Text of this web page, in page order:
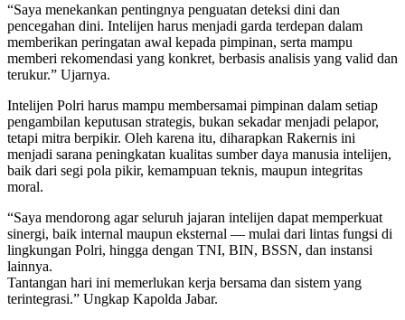
“Saya menekankan pentingnya penguatan deteksi dini dan
pencegahan dini. Intelijen harus menjadi garda terdepan dalam
memberikan peringatan awal kepada pimpinan, serta mampu
memberi rekomendasi yang konkret, berbasis analisis yang valid dan
terukur.” Ujarnya.
Intelijen Polri harus mampu membersamai pimpinan dalam setiap
pengambilan keputusan strategis, bukan sekadar menjadi pelapor,
tetapi mitra berpikir. Oleh karena itu, diharapkan Rakernis ini
menjadi sarana peningkatan kualitas sumber daya manusia intelijen,
baik dari segi pola pikir, kemampuan teknis, maupun integritas
moral.
“Saya mendorong agar seluruh jajaran intelijen dapat memperkuat
sinergi, baik internal maupun eksternal — mulai dari lintas fungsi di
lingkungan Polri, hingga dengan TNI, BIN, BSSN, dan instansi
lainnya.
Tantangan hari ini memerlukan kerja bersama dan sistem yang
terintegrasi.” Ungkap Kapolda Jabar.